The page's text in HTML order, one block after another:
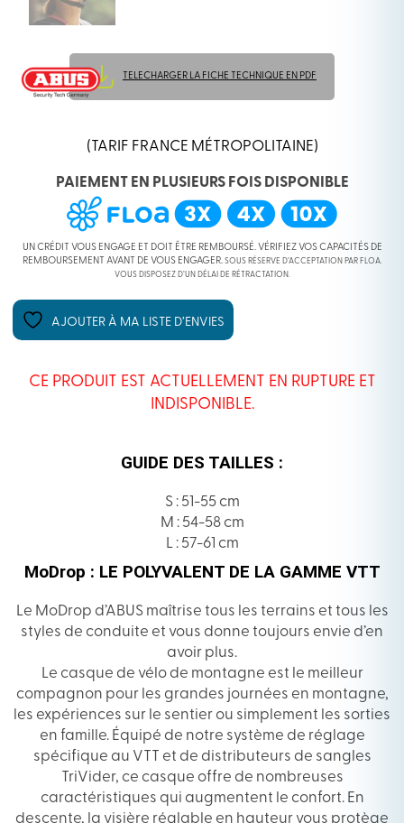
TELECHARGER LA FICHE TECHNIQUE EN PDF
(TARIF FRANCE MÉTROPOLITAINE)
PAIEMENT EN PLUSIEURS FOIS DISPONIBLE
UN CRÉDIT VOUS ENGAGE ET DOIT ÊTRE REMBOURSÉ. VÉRIFIEZ VOS CAPACITÉS DE
REMBOURSEMENT AVANT DE VOUS ENGAGER. SOUS RÉSERVE D’ACCEPTATION PAR FLOA.
VOUS DISPOSEZ D’UN DÉLAI DE RÉTRACTATION.
AJOUTER À MA LISTE D’ENVIES
CE PRODUIT EST ACTUELLEMENT EN RUPTURE ET
INDISPONIBLE.
GUIDE DES TAILLES :
S : 51-55 cm
M : 54-58 cm
L : 57-61 cm
MoDrop : LE POLYVALENT DE LA GAMME VTT
Le MoDrop d’ABUS maîtrise tous les terrains et tous les
styles de conduite et vous donne toujours envie d’en
avoir plus.
Le casque de vélo de montagne est le meilleur
compagnon pour les grandes journées en montagne,
les expériences sur le sentier ou simplement les sorties
en famille. Équipé de notre système de réglage
spécifique au VTT et de distributeurs de sangles
TriVider, ce casque offre de nombreuses
caractéristiques qui augmentent le confort. En
descente, la visière réglable en hauteur vous protège